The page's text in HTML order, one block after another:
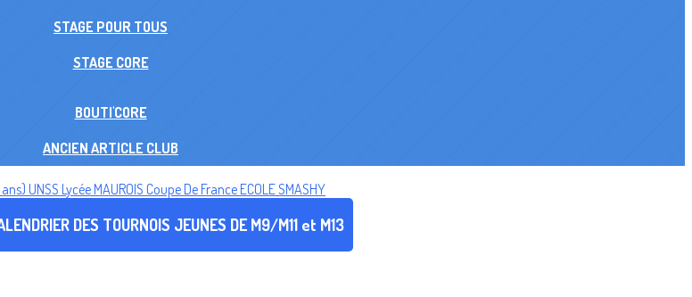
STAGE POUR TOUS
STAGE CORE
BOUTI'CORE
ANCIEN ARTICLE CLUB
ans) UNSS Lycée MAUROIS Coupe De France ECOLE SMASHY
DES TOURNOIS JEUNES DE M9/M11 et M13